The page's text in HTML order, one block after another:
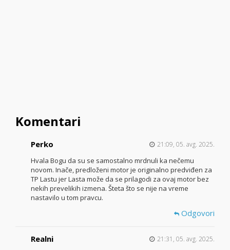
Komentari
Perko 21:09, 05. avg. 2025.
Hvala Bogu da su se samostalno mrdnuli ka nečemu
novom. Inače, predloženi motor je originalno predviđen za
TP Lastu jer Lasta može da se prilagodi za ovaj motor bez
nekih prevelikih izmena. Šteta što se nije na vreme
nastavilo u tom pravcu.
Odgovori
Realni 21:31, 05. avg. 2025.